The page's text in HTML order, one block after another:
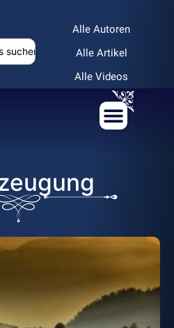
Alle Autoren
Alle Artikel
Alle Videos